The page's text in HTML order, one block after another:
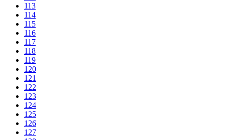
113
114
115
116
117
118
119
120
121
122
123
124
125
126
127